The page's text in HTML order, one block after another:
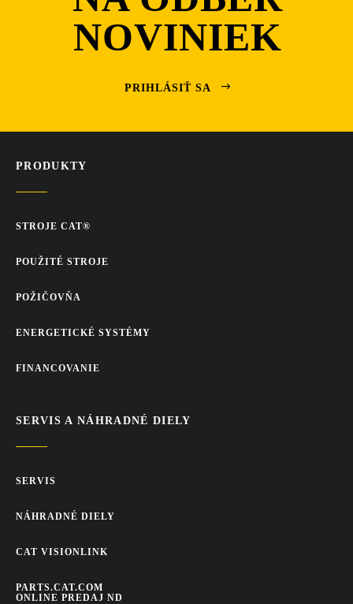
NOVINIEK
PRIHLÁSIŤ SA
PRODUKTY
STROJE CAT®
POUŽITÉ STROJE
POŽIČOVŇA
ENERGETICKÉ SYSTÉMY
FINANCOVANIE
SERVIS A NÁHRADNÉ DIELY
SERVIS
NÁHRADNÉ DIELY
CAT VISIONLINK
PARTS.CAT.COM
ONLINE PREDAJ ND